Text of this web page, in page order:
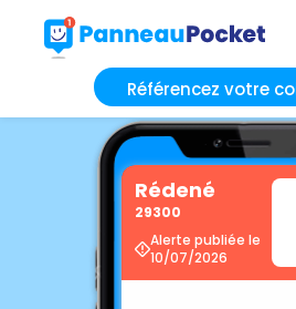
Référencez votre
Rédené
29300
Alerte publiée le
10/07/2026